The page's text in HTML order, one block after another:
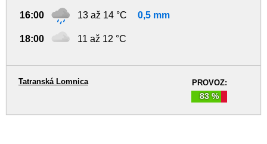
16:00 13 až 14 °C 0,5 mm
18:00 11 až 12 °C
PROVOZ:
83 %
Tatranská Lomnica